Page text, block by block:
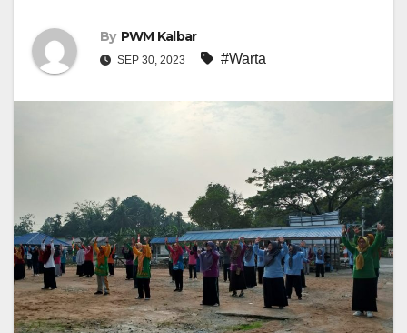
By PWM Kalbar
SEP 30, 2023 #Warta